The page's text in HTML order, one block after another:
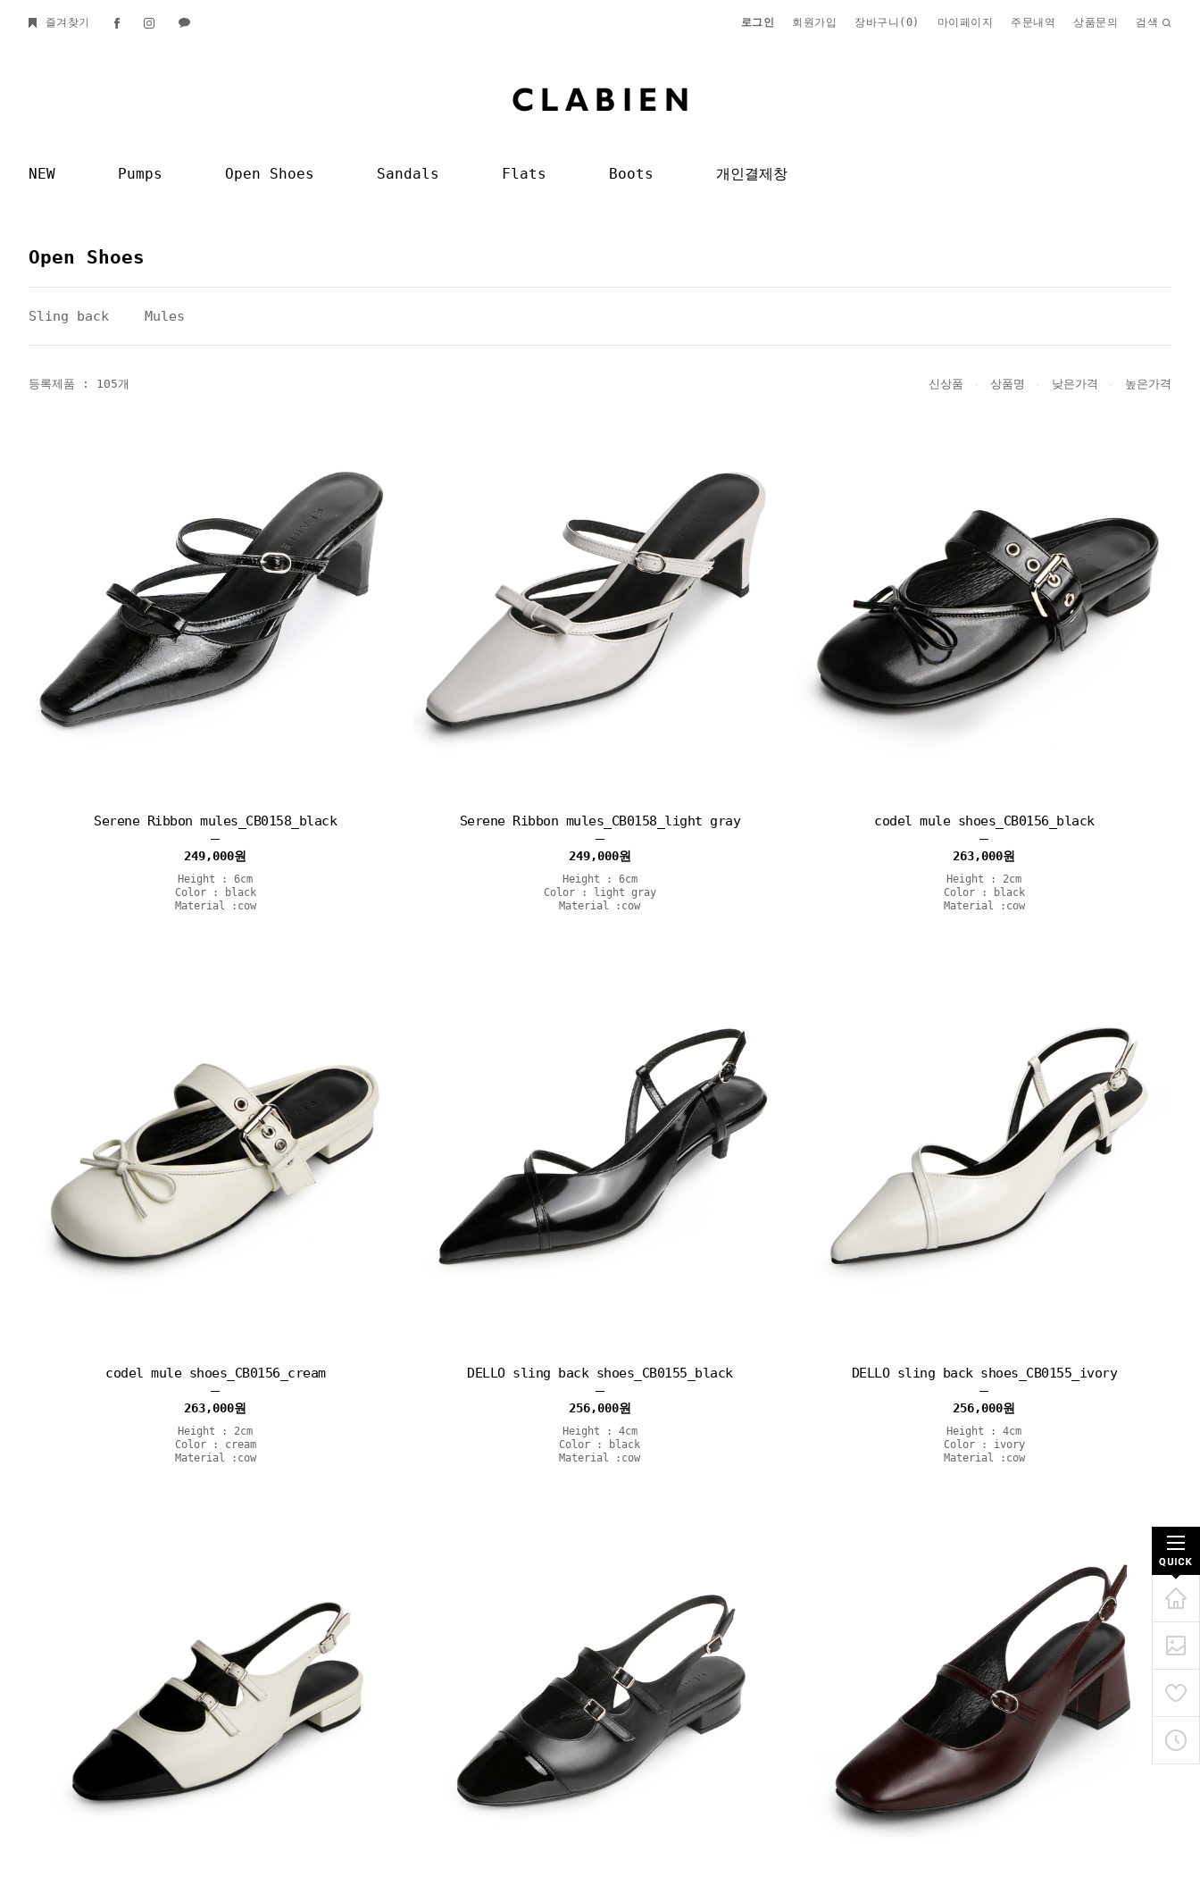
즐겨찾기 로그인 회원가입 장바구니( 0) 마이페이지 주문내역 상품문의 검색
NEW Pumps Open Shoes Sandals Flats Boots 개인결제창
Open Shoes
Sling back Mules
등록제품 : 105개 신상품 상품명 낮은가격 높은가격
Serene Ribbon mules_CB0158_black
249,000원
Height : 6cm
Color : black
Material :cow
Serene Ribbon mules_CB0158_light gray
249,000원
Height : 6cm
Color : light gray
Material :cow
codel mule shoes_CB0156_black
263,000원
Height : 2cm
Color : black
Material :cow
codel mule shoes_CB0156_cream
263,000원
Height : 2cm
Color : cream
Material :cow
DELLO sling back shoes_CB0155_black
256,000원
Height : 4cm
Color : black
Material :cow
DELLO sling back shoes_CB0155_ivory
256,000원
Height : 4cm
Color : ivory
Material :cow